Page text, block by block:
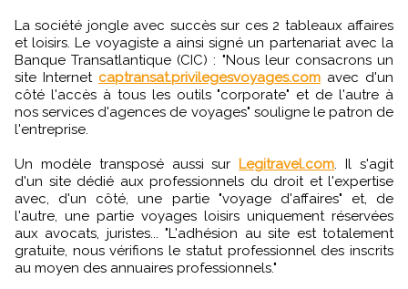
La société jongle avec succès sur ces 2 tableaux affaires
et loisirs. Le voyagiste a ainsi signé un partenariat avec la
Banque Transatlantique (CIC) : "Nous leur consacrons un
site Internet captransat.privilegesvoyages.com avec d'un
côté l'accès à tous les outils "corporate" et de l'autre à
nos services d'agences de voyages" souligne le patron de
l'entreprise.
Un modèle transposé aussi sur Legitravel.com. Il s'agit
d'un site dédié aux professionnels du droit et l'expertise
avec, d'un côté, une partie "voyage d'affaires" et, de
l'autre, une partie voyages loisirs uniquement réservées
aux avocats, juristes... "L'adhésion au site est totalement
gratuite, nous vérifions le statut professionnel des inscrits
au moyen des annuaires professionnels."